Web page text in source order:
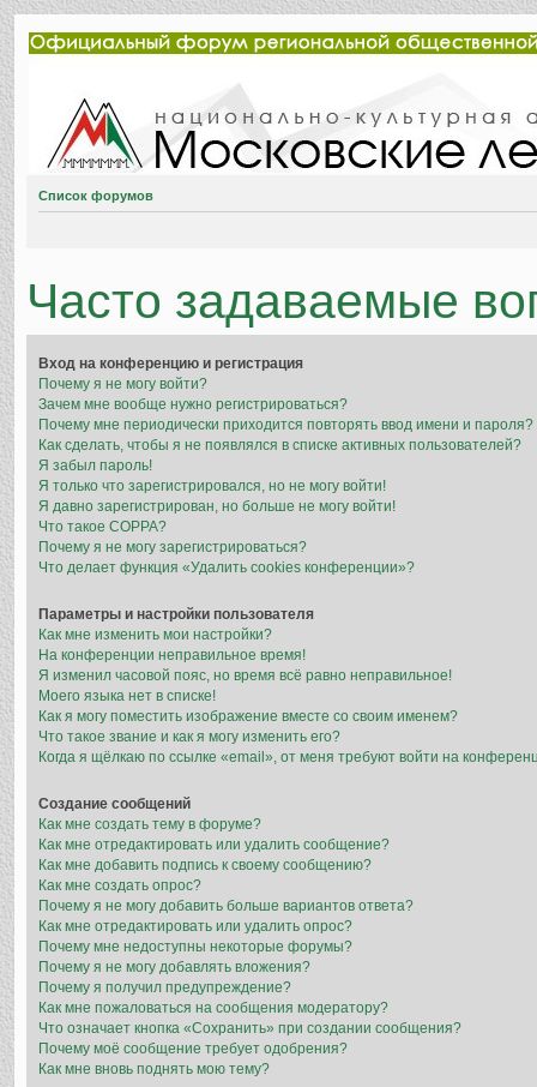
Список форумов
Часто задаваемые
Вход на конференцию и регистрация
Почему я не могу войти?
Зачем мне вообще нужно регистрироваться?
Почему мне периодически приходится повторять ввод имени и пароля?
Как сделать, чтобы я не появлялся в списке активных пользователей?
Я забыл пароль!
Я только что зарегистрировался, но не могу войти!
Я давно зарегистрирован, но больше не могу войти!
Что такое COPPA?
Почему я не могу зарегистрироваться?
Что делает функция «Удалить cookies конференции»?
Параметры и настройки пользователя
Как мне изменить мои настройки?
На конференции неправильное время!
Я изменил часовой пояс, но время всё равно неправильное!
Моего языка нет в списке!
Как я могу поместить изображение вместе со своим именем?
Что такое звание и как я могу изменить его?
Когда я щёлкаю по ссылке «email», от меня требуют войти на
Создание сообщений
Как мне создать тему в форуме?
Как мне отредактировать или удалить сообщение?
Как мне добавить подпись к своему сообщению?
Как мне создать опрос?
Почему я не могу добавить больше вариантов ответа?
Как мне отредактировать или удалить опрос?
Почему мне недоступны некоторые форумы?
Почему я не могу добавлять вложения?
Почему я получил предупреждение?
Как мне пожаловаться на сообщения модератору?
Что означает кнопка «Сохранить» при создании сообщения?
Почему моё сообщение требует одобрения?
Как мне вновь поднять мою тему?